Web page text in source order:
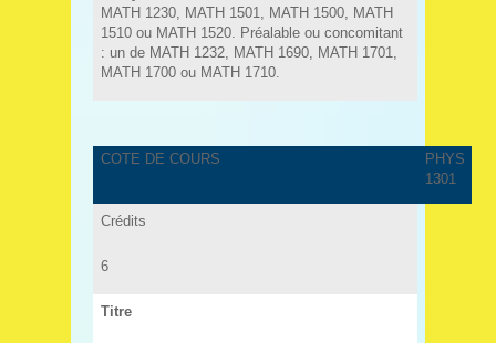
MATH 1230, MATH 1501, MATH 1500, MATH
1510 ou MATH 1520. Préalable ou concomitant
: un de MATH 1232, MATH 1690, MATH 1701,
MATH 1700 ou MATH 1710.
COTE DE COURS
PHYS
1301
Crédits
6
Titre